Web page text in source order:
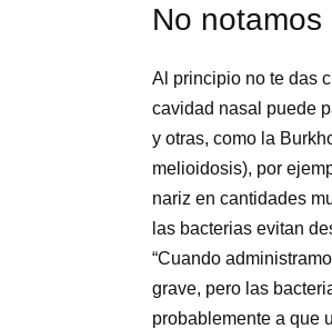
No notamos
Al principio no te das
cavidad nasal puede
y otras, como la
melioidosis), por
nariz en cantidades
las bacterias evitan
“Cuando
grave, pero las
probablemente a que